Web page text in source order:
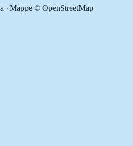
· Mappe © OpenStreetMap